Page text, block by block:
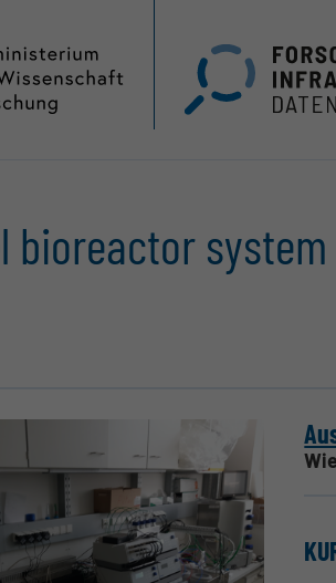
bioreactor